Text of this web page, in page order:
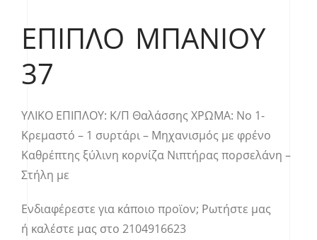
ΈΠΙΠΛΟ ΜΠΆΝΙΟΥ
37
YΛΙΚΟ ΕΠΙΠΛΟΥ: Κ/Π Θαλάσσης ΧΡΩΜΑ: Νο 1-
Κρεμαστό – 1 συρτάρι – Μηχανισμός με φρένο
Καθρέπτης ξύλινη κορνίζα Νιπτήρας πορσελάνη –
Στήλη με
Ενδιαφέρεστε για κάποιο προϊον; Ρωτήστε μας
ή καλέστε μας στο 2104916623